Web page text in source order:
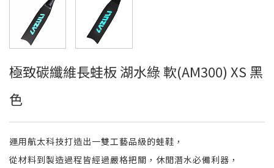
極致碳纖維長蛙板 湖水綠 軟(AM300) XS 黑
色
運用航太科技打造出一雙工藝品級的蛙鞋，
從材料到製造過程皆經過嚴格把關，休閒潛水必備利器，